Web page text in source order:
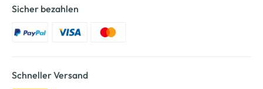
Sicher bezahlen
Schneller Versand